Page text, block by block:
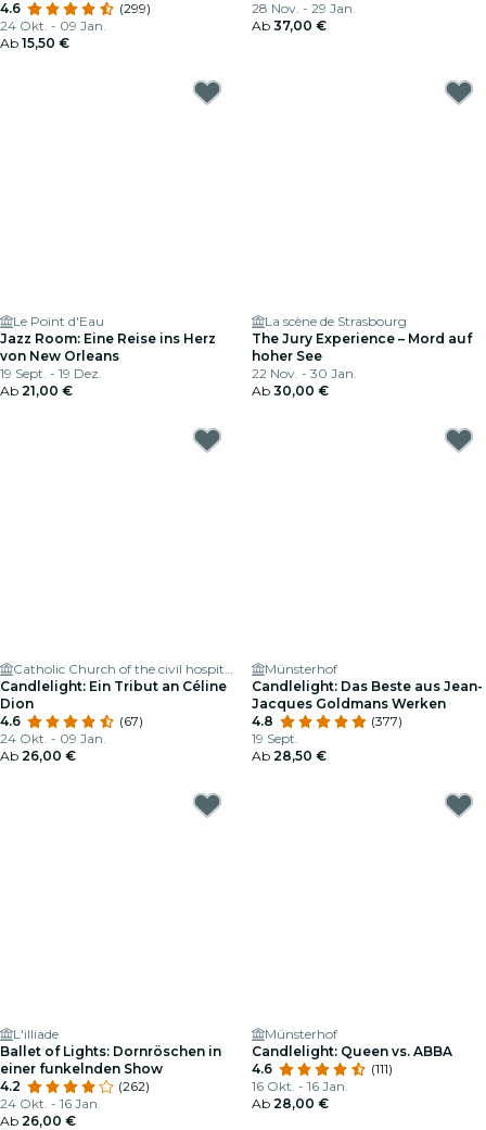
4.6
(299)
24 Okt. - 09 Jan.
Ab 15,50 €
Partys interessanter macht
28 Nov. - 29 Jan.
Ab 37,00 €
Le Point d'Eau
Jazz Room: Eine Reise ins Herz
von New Orleans
19 Sept. - 19 Dez.
Ab 21,00 €
La scène de Strasbourg
The Jury Experience – Mord auf
hoher See
22 Nov. - 30 Jan.
Ab 30,00 €
Catholic Church of the civil hospital
Candlelight: Ein Tribut an Céline
Dion
4.6
(67)
24 Okt. - 09 Jan.
Ab 26,00 €
Münsterhof
Candlelight: Das Beste aus Jean-
Jacques Goldmans Werken
4.8
(377)
19 Sept.
Ab 28,50 €
L'illiade
Ballet of Lights: Dornröschen in
einer funkelnden Show
4.2
(262)
24 Okt. - 16 Jan.
Ab 26,00 €
Münsterhof
Candlelight: Queen vs. ABBA
4.6
(111)
16 Okt. - 16 Jan.
Ab 28,00 €